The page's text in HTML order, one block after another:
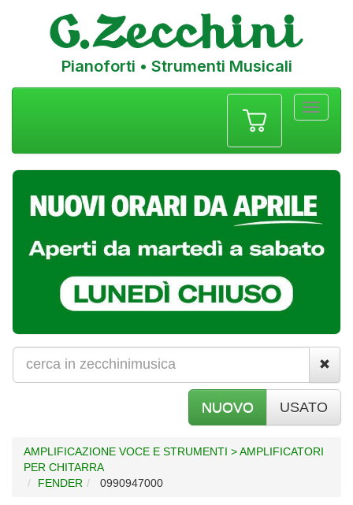
Pianoforti • Strumenti Musicali
NUOVO USATO
AMPLIFICAZIONE VOCE E STRUMENTI > AMPLIFICATORI
PER CHITARRA
FENDER
0990947000